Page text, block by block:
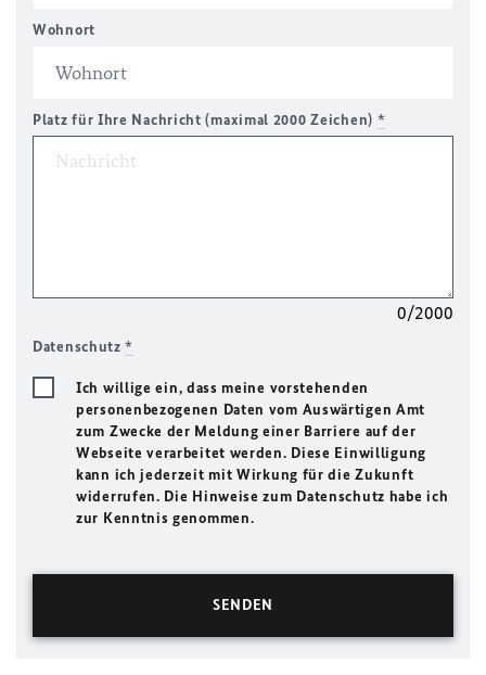
Wohnort
Platz für Ihre Nachricht (maximal 2000 Zeichen) *
0/2000
Datenschutz*
Ich willige ein, dass meine vorstehenden
personenbezogenen Daten vom Auswärtigen Amt
zum Zwecke der Meldung einer Barriere auf der
Webseite verarbeitet werden. Diese Einwilligung
kann ich jederzeit mit Wirkung für die Zukunft
widerrufen. Die Hinweise zum Datenschutz habe ich
zur Kenntnis genommen.